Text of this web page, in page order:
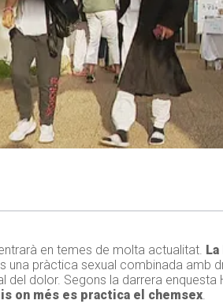
en temes de molta actualitat.
una pràctica sexual combinada amb
dolor. Segons la darrera enquesta
on més es practica el chemsex.